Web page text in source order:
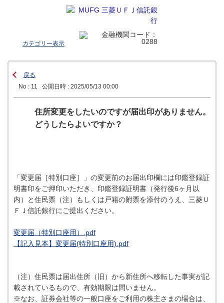
カテゴリー表示
戻る
No : 11
公開日時 : 2025/05/13 00:00
住所変更をしたいのですが届出印がありません。
どうしたらよいですか？
「変更届［特別口座］」の変更前のお届出印欄には印鑑登録証
明書印をご押印いただき、印鑑登録証明書（発行後6ヶ月以
内）と住民票（注）もしくは戸籍の附票を添付のうえ、三菱Ｕ
ＦＪ信託銀行にご提出ください。
変更届（特別口座用）.pdf
【記入見本】変更届(特別口座用).pdf
（注）住民票は届出住所（旧）から新住所へ移転した事実が記
載されているもので、有効期限は問いません。
※なお、証券会社等の一般口座をご利用の株主さまの場合は、